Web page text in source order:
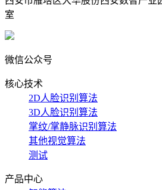
室
微信公众号
核心技术
2D人脸识别算法
3D人脸识别算法
掌纹/掌静脉识别算法
其他视觉算法
测试
产品中心